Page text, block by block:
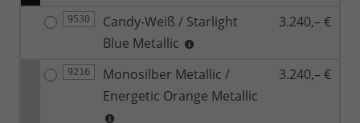
9530
Candy-Weiß / Starlight
Blue Metallic
3.240,– €
9216
Monosilber Metallic /
Energetic Orange Metallic
3.240,– €